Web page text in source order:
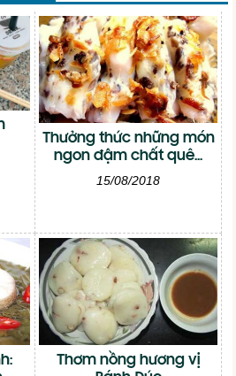
Thưởng thức những món
ngon đậm chất quê...
15/08/2018
Thơm nồng hương vị